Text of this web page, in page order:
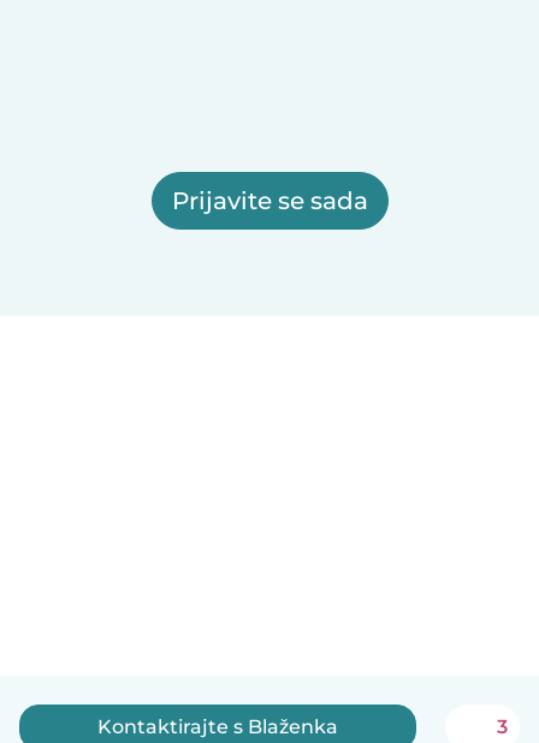
Prijavite se sada
Kontaktirajte s Blaženka 3